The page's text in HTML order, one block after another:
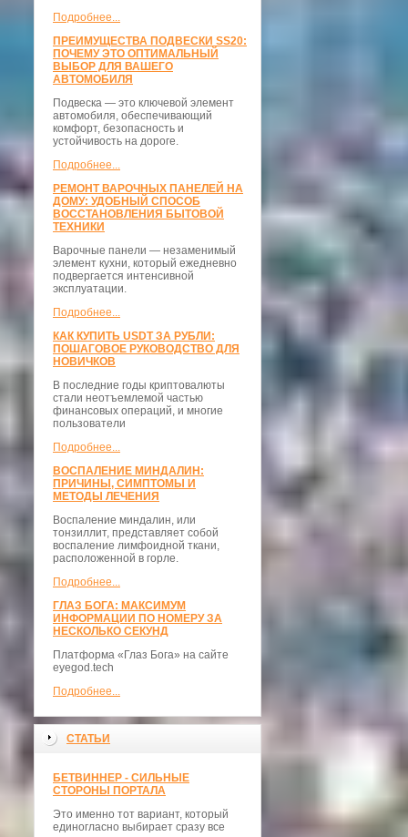
Подробнее...
ПРЕИМУЩЕСТВА ПОДВЕСКИ SS20:
ПОЧЕМУ ЭТО ОПТИМАЛЬНЫЙ
ВЫБОР ДЛЯ ВАШЕГО
АВТОМОБИЛЯ
Подвеска — это ключевой элемент
автомобиля, обеспечивающий
комфорт, безопасность и
устойчивость на дороге.
Подробнее...
РЕМОНТ ВАРОЧНЫХ ПАНЕЛЕЙ НА
ДОМУ: УДОБНЫЙ СПОСОБ
ВОССТАНОВЛЕНИЯ БЫТОВОЙ
ТЕХНИКИ
Варочные панели — незаменимый
элемент кухни, который ежедневно
подвергается интенсивной
эксплуатации.
Подробнее...
КАК КУПИТЬ USDT ЗА РУБЛИ:
ПОШАГОВОЕ РУКОВОДСТВО ДЛЯ
НОВИЧКОВ
В последние годы криптовалюты
стали неотъемлемой частью
финансовых операций, и многие
пользователи
Подробнее...
ВОСПАЛЕНИЕ МИНДАЛИН:
ПРИЧИНЫ, СИМПТОМЫ И
МЕТОДЫ ЛЕЧЕНИЯ
Воспаление миндалин, или
тонзиллит, представляет собой
воспаление лимфоидной ткани,
расположенной в горле.
Подробнее...
ГЛАЗ БОГА: МАКСИМУМ
ИНФОРМАЦИИ ПО НОМЕРУ ЗА
НЕСКОЛЬКО СЕКУНД
Платформа «Глаз Бога» на сайте
eyegod.tech
Подробнее...
СТАТЬИ
БЕТВИННЕР - СИЛЬНЫЕ
СТОРОНЫ ПОРТАЛА
Это именно тот вариант, который
единогласно выбирает сразу все